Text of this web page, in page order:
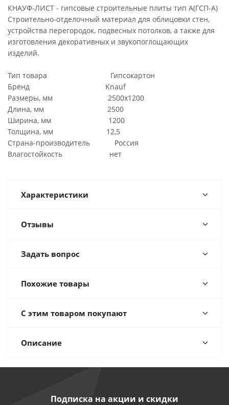
КНАУФ-ЛИСТ - гипсовые строительные плиты тип А(ГСП-А)
Строительно-отделочный материал для облицовки стен,
устройства перегородок, подвесных потолков, а также для
изготовления декоративных и звукопоглощающих
изделий.
Тип товара Гипсокартон
Бренд Knauf
Размеры, мм 2500х1200
Длина, мм 2500
Ширина, мм 1200
Толщина, мм 12,5
Страна-производитель Россия
Влагостойкость нет
Характеристики
Отзывы
Задать вопрос
Похожие товары
С этим товаром покупают
Описание
Подписка на акции и скидки